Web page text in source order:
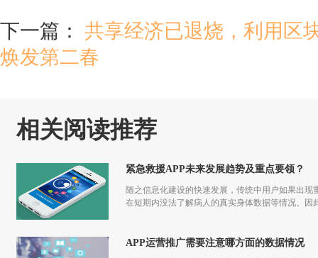
下一篇： 共享经济已退烧，利用区
焕发第二春
相关阅读推荐
紧急救援APP未来发展趋势及重点要领？
随之信息化建设的快速发展，传统中用户如果出
在短期内没法了解病人的真实身体数据等情况。
APP运营推广需要注意哪方面的数据情况